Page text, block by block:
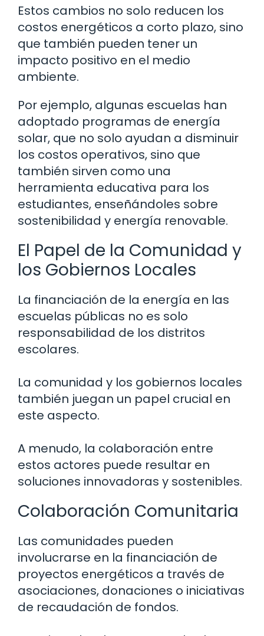
Estos cambios no solo reducen los
costos energéticos a corto plazo, sino
que también pueden tener un
impacto positivo en el medio
ambiente.
Por ejemplo, algunas escuelas han
adoptado programas de energía
solar, que no solo ayudan a disminuir
los costos operativos, sino que
también sirven como una
herramienta educativa para los
estudiantes, enseñándoles sobre
sostenibilidad y energía renovable.
El Papel de la Comunidad y
los Gobiernos Locales
La financiación de la energía en las
escuelas públicas no es solo
responsabilidad de los distritos
escolares.
La comunidad y los gobiernos locales
también juegan un papel crucial en
este aspecto.
A menudo, la colaboración entre
estos actores puede resultar en
soluciones innovadoras y sostenibles.
Colaboración Comunitaria
Las comunidades pueden
involucrarse en la financiación de
proyectos energéticos a través de
asociaciones, donaciones o iniciativas
de recaudación de fondos.